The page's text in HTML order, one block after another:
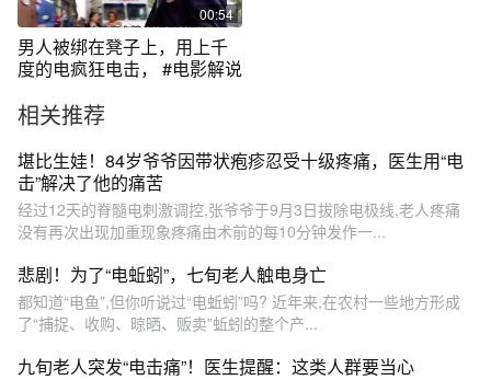
00:54
男人被绑在凳子上，用上千
度的电疯狂电击， #电影解说
相关推荐
堪比生娃！84岁爷爷因带状疱疹忍受十级疼痛，医生用“电
击”解决了他的痛苦
经过12天的脊髓电刺激调控,张爷爷于9月3日拔除电极线,老人疼痛
没有再次出现加重现象疼痛由术前的每10分钟发作一...
悲剧！为了“电蚯蚓”，七旬老人触电身亡
都知道“电鱼”,但你听说过“电蚯蚓”吗? 近年来,在农村一些地方形成
了“捕捉、收购、晾晒、贩卖”蚯蚓的整个产...
九旬老人突发“电击痛”！医生提醒：这类人群要当心